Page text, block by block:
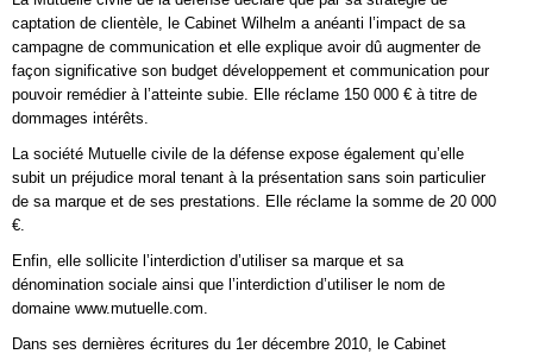
captation de clientèle, le Cabinet Wilhelm a anéanti l’impact de sa
campagne de communication et elle explique avoir dû augmenter de
façon significative son budget développement et communication pour
pouvoir remédier à l’atteinte subie. Elle réclame 150 000 € à titre de
dommages intérêts.
La société Mutuelle civile de la défense expose également qu’elle
subit un préjudice moral tenant à la présentation sans soin particulier
de sa marque et de ses prestations. Elle réclame la somme de 20 000
€.
Enfin, elle sollicite l’interdiction d’utiliser sa marque et sa
dénomination sociale ainsi que l’interdiction d’utiliser le nom de
domaine www.mutuelle.com.
Dans ses dernières écritures du 1er décembre 2010, le Cabinet